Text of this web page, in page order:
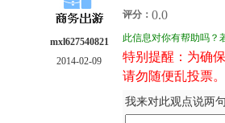
mxl627540821
2014-02-09
评分： 0.0
此信息对你有帮助吗？
特别提醒：为确
请勿随便乱投票。
我来对此观点说两